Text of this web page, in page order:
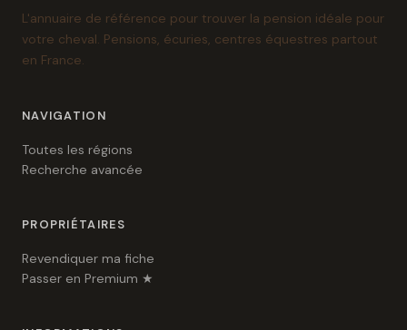
L'annuaire de référence pour trouver la pension idéale pour
votre cheval. Pensions, écuries, centres équestres partout
en France.
NAVIGATION
Toutes les régions
Recherche avancée
PROPRIÉTAIRES
Revendiquer ma fiche
Passer en Premium ★